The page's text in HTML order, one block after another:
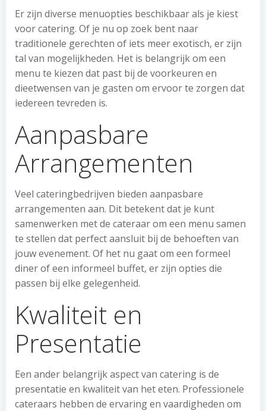
Er zijn diverse menuopties beschikbaar als je kiest
voor catering. Of je nu op zoek bent naar
traditionele gerechten of iets meer exotisch, er zijn
tal van mogelijkheden. Het is belangrijk om een
menu te kiezen dat past bij de voorkeuren en
dieetwensen van je gasten om ervoor te zorgen dat
iedereen tevreden is.
Aanpasbare
Arrangementen
Veel cateringbedrijven bieden aanpasbare
arrangementen aan. Dit betekent dat je kunt
samenwerken met de cateraar om een menu samen
te stellen dat perfect aansluit bij de behoeften van
jouw evenement. Of het nu gaat om een formeel
diner of een informeel buffet, er zijn opties die
passen bij elke gelegenheid.
Kwaliteit en
Presentatie
Een ander belangrijk aspect van catering is de
presentatie en kwaliteit van het eten. Professionele
cateraars hebben de ervaring en vaardigheden om